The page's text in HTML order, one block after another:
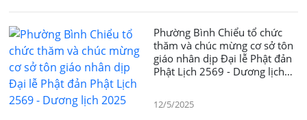
Phường Bình Chiểu tổ chức
thăm và chúc mừng cơ sở tôn
giáo nhân dịp Đại lễ Phật đản
Phật Lịch 2569 - Dương lịch
12/5/2025